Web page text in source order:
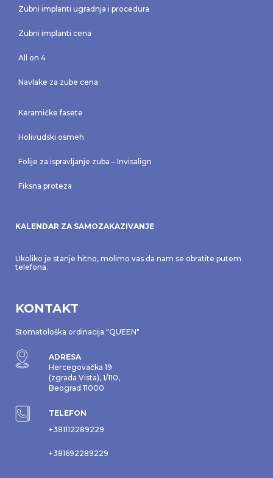
Zubni implanti ugradnja i procedura
Zubni implanti cena
All on 4
Navlake za zube cena
Keramičke fasete
Holivudski osmeh
Folije za ispravljanje zuba – Invisalign
Fiksna proteza
KONTAKT
Stomatološka ordinacija "QUEEN"
ADRESA
Hercegovačka 19
(zgrada Vista), 1/110,
Beograd 11000
TELEFON
+381112289229
+381692289229
KALENDAR ZA SAMOZAKAZIVANJE
Ukoliko je stanje hitno, molimo vas da nam se obratite putem
telefona.